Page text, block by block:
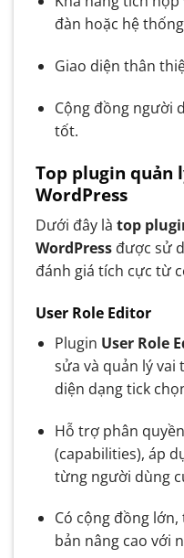
đàn hoặc hệ
Giao diện thân
Cộng đồng người
tốt.
Top plugin quản
WordPress
Dưới đây là top
WordPress được sử
đánh giá tích cực từ
User Role Editor
Plugin User Role
sửa và quản lý
diện dạng tick
Hỗ trợ phân
(capabilities), áp
từng người dùng
Có cộng đồng
bản nâng cao với